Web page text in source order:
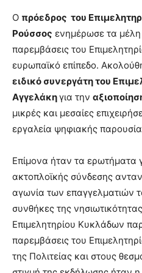
Ο πρόεδρος του
Ρούσσος ενημέρωσε τα μέλη
παρεμβάσεις του
ευρωπαϊκό επίπεδο.
ειδικό συνεργάτη του
Αγγελάκηγια την
μικρές και μεσαίες
εργαλεία ψηφιακής
Επίμονα ήταν τα ερωτήματα
ακτοπλοϊκής σύνδεσης
αγωνία των επαγγελματιών
συνθήκες της
Επιμελητηρίου Κυκλάδων
παρεμβάσεις του
της Πολιτείας και στους